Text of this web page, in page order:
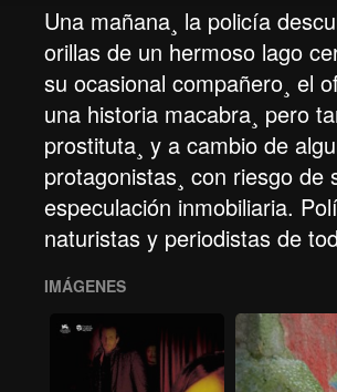
Una mañana¸ la policía
orillas de un hermoso lago
su ocasional compañero¸ el
una historia macabra¸ pero
prostituta¸ y a cambio de
protagonistas¸ con riesgo
especulación inmobiliaria.
naturistas y periodistas de
IMÁGENES